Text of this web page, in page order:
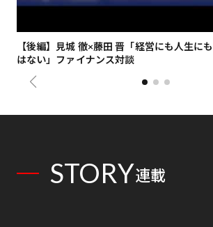
【後編】見城 徹×藤田 晋「経営にも人生に
はない」ファイナンス対談
STORY連載